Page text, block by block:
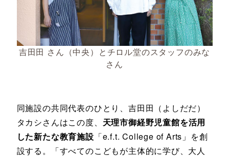
吉田田 さん（中央）とチロル堂のスタッフのみな
さん
同施設の共同代表のひとり、吉田田（よしだだ）
タカシさんはこの度、 天理市御経野児童館を活用
した新たな教育施設 「e.f.t. College of Arts」を創
設する。「すべてのこどもが主体的に学び、大人